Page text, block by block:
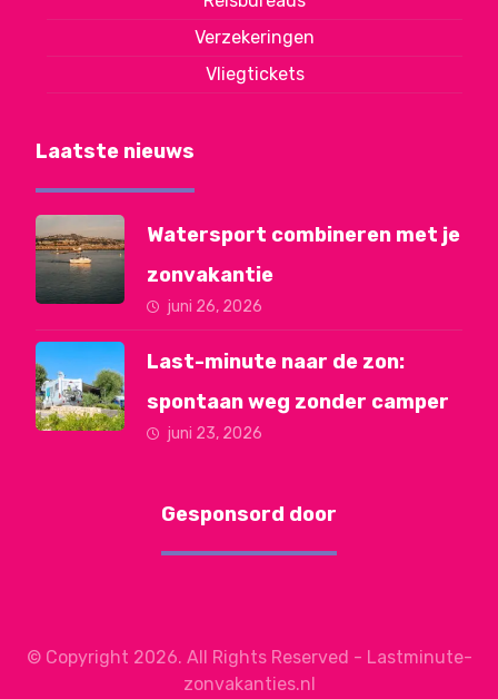
Verzekeringen
Vliegtickets
Laatste nieuws
Watersport combineren met je
zonvakantie
juni 26, 2026
Last-minute naar de zon:
spontaan weg zonder camper
juni 23, 2026
Gesponsord door
© Copyright 2026. All Rights Reserved - Lastminute-
zonvakanties.nl